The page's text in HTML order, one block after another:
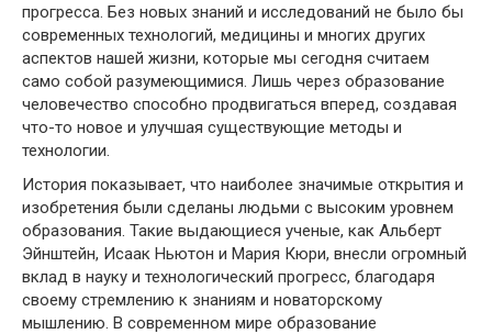
прогресса. Без новых знаний и исследований не было бы
современных технологий, медицины и многих других
аспектов нашей жизни, которые мы сегодня считаем
само собой разумеющимися. Лишь через образование
человечество способно продвигаться вперед, создавая
что-то новое и улучшая существующие методы и
технологии.
История показывает, что наиболее значимые открытия и
изобретения были сделаны людьми с высоким уровнем
образования. Такие выдающиеся ученые, как Альберт
Эйнштейн, Исаак Ньютон и Мария Кюри, внесли огромный
вклад в науку и технологический прогресс, благодаря
своему стремлению к знаниям и новаторскому
мышлению. В современном мире образование